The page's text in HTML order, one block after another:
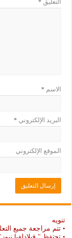
ة
) ة
التعليق *
الاسم *
البريد الإلكتروني *
الموقع الإلكتروني
تنويه
• تتم مراجعة جميع